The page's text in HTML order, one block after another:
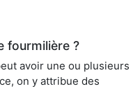
fourmilière ?
avoir une ou plusieurs
on y attribue des